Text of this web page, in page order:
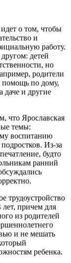
о том, чтобы
и
работу.
детей
но
родители
помощь по дому,
даче и другие
что Ярославская
темы:
воспитанию
Из-за
будто
ранний
трудоустройство
причем для
из родителей
и не мешать
ребенка.